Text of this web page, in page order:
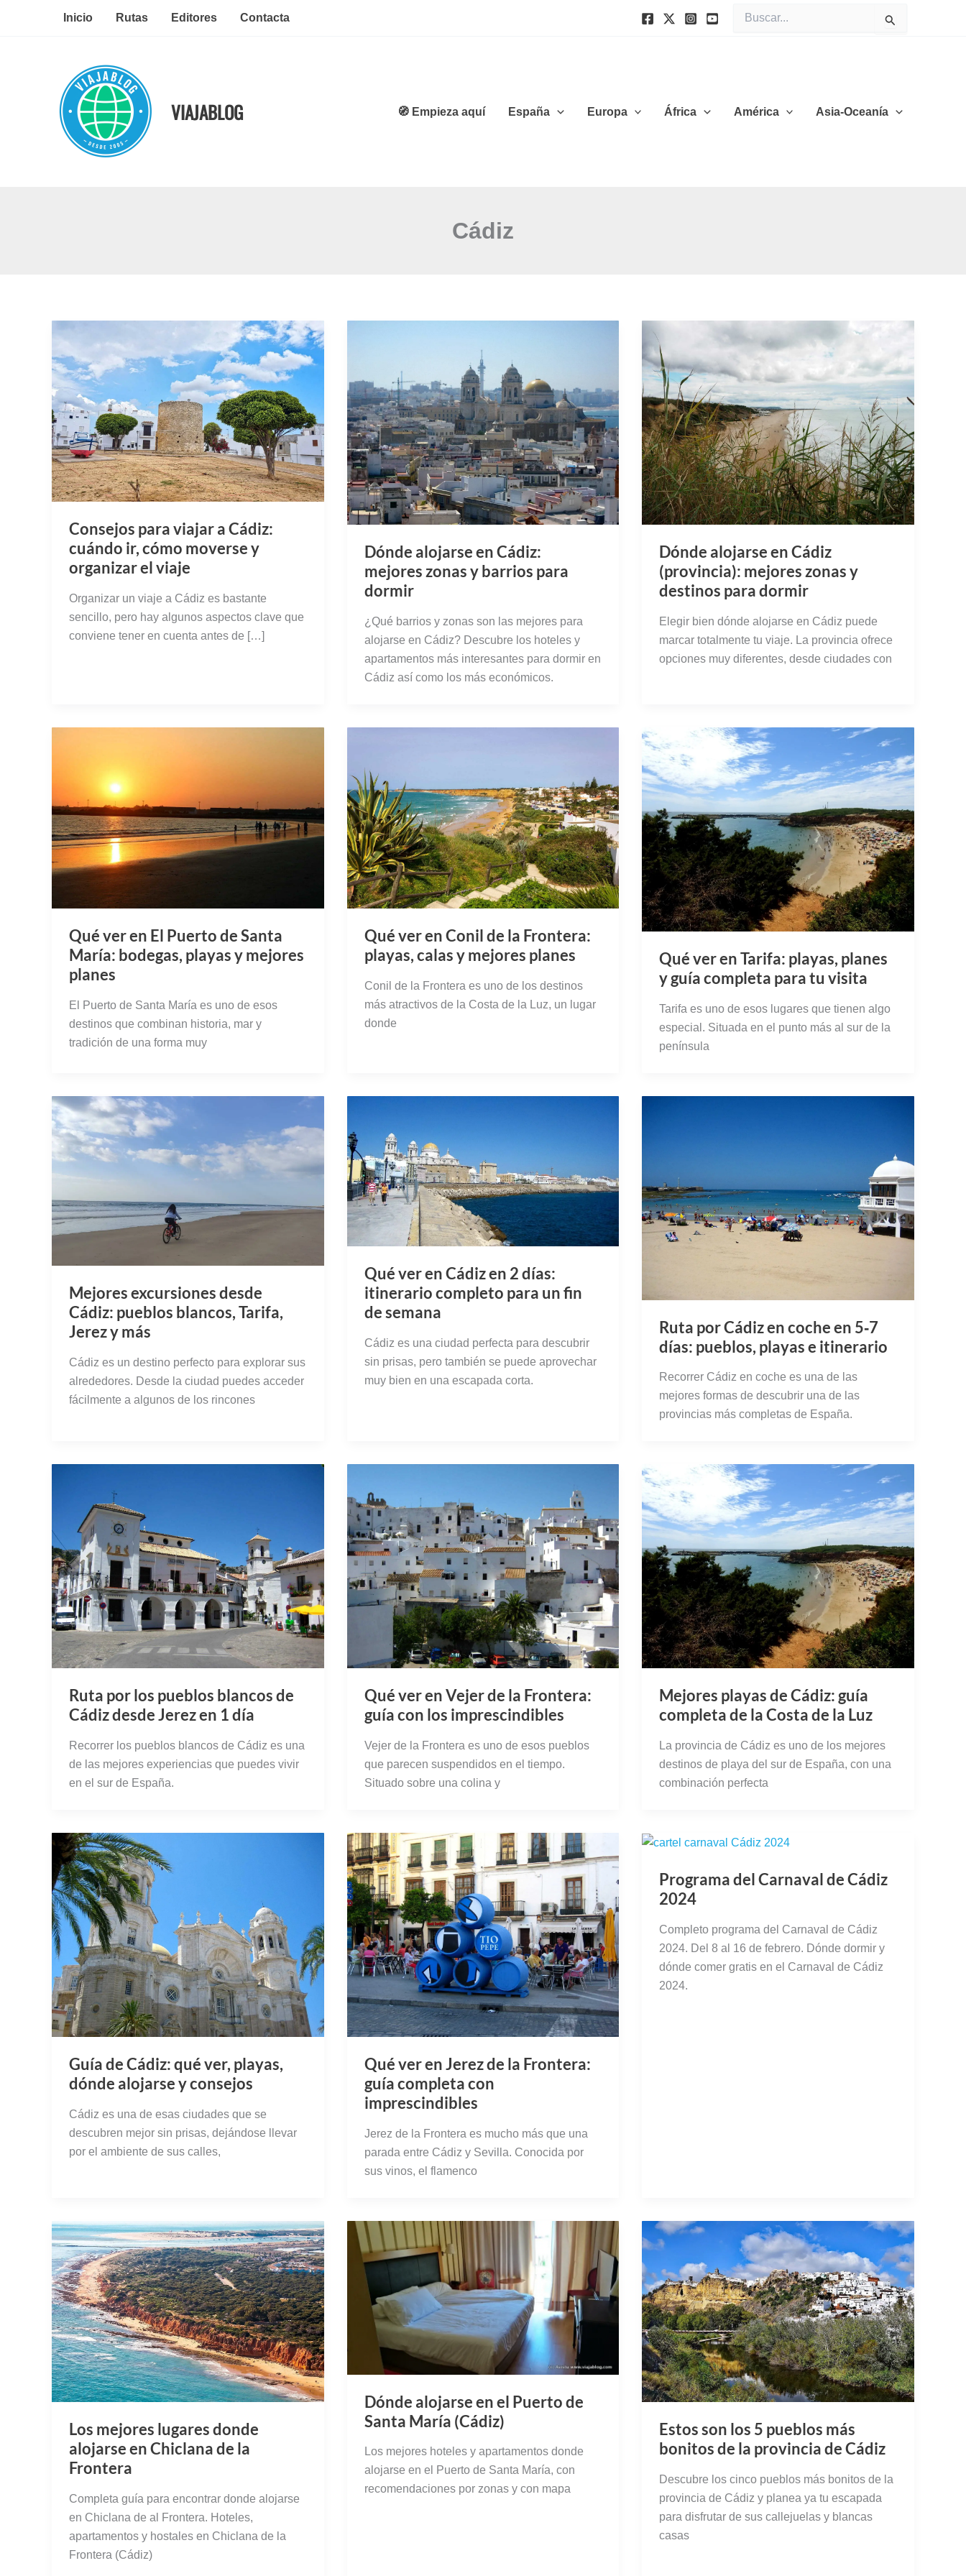
Inicio Rutas Editores Contacta
por:
VIAJABLOG 🧭 Empieza aquí España Europa África América Asia-Oceanía
Cádiz
Consejos para viajar a Cádiz:
cuándo ir, cómo moverse y
organizar el viaje
Organizar un viaje a Cádiz es bastante
sencillo, pero hay algunos aspectos clave que
conviene tener en cuenta antes de […]
Dónde alojarse en Cádiz:
mejores zonas y barrios para
dormir
¿Qué barrios y zonas son las mejores para
alojarse en Cádiz? Descubre los hoteles y
apartamentos más interesantes para dormir en
Cádiz así como los más económicos.
Dónde alojarse en Cádiz
(provincia): mejores zonas y
destinos para dormir
Elegir bien dónde alojarse en Cádiz puede
marcar totalmente tu viaje. La provincia ofrece
opciones muy diferentes, desde ciudades con
Qué ver en El Puerto de Santa
María: bodegas, playas y mejores
planes
El Puerto de Santa María es uno de esos
destinos que combinan historia, mar y
tradición de una forma muy
Qué ver en Conil de la Frontera:
playas, calas y mejores planes
Conil de la Frontera es uno de los destinos
más atractivos de la Costa de la Luz, un lugar
donde
Qué ver en Tarifa: playas, planes
y guía completa para tu visita
Tarifa es uno de esos lugares que tienen algo
especial. Situada en el punto más al sur de la
península
Mejores excursiones desde
Cádiz: pueblos blancos, Tarifa,
Jerez y más
Cádiz es un destino perfecto para explorar sus
alrededores. Desde la ciudad puedes acceder
fácilmente a algunos de los rincones
Qué ver en Cádiz en 2 días:
itinerario completo para un fin
de semana
Cádiz es una ciudad perfecta para descubrir
sin prisas, pero también se puede aprovechar
muy bien en una escapada corta.
Ruta por Cádiz en coche en 5‑7
días: pueblos, playas e itinerario
Recorrer Cádiz en coche es una de las
mejores formas de descubrir una de las
provincias más completas de España.
Ruta por los pueblos blancos de
Cádiz desde Jerez en 1 día
Recorrer los pueblos blancos de Cádiz es una
de las mejores experiencias que puedes vivir
en el sur de España.
Qué ver en Vejer de la Frontera:
guía con los imprescindibles
Vejer de la Frontera es uno de esos pueblos
que parecen suspendidos en el tiempo.
Situado sobre una colina y
Mejores playas de Cádiz: guía
completa de la Costa de la Luz
La provincia de Cádiz es uno de los mejores
destinos de playa del sur de España, con una
combinación perfecta
Guía de Cádiz: qué ver, playas,
dónde alojarse y consejos
Cádiz es una de esas ciudades que se
descubren mejor sin prisas, dejándose llevar
por el ambiente de sus calles,
Qué ver en Jerez de la Frontera:
guía completa con
imprescindibles
Jerez de la Frontera es mucho más que una
parada entre Cádiz y Sevilla. Conocida por
sus vinos, el flamenco
Programa del Carnaval de Cádiz
2024
Completo programa del Carnaval de Cádiz
2024. Del 8 al 16 de febrero. Dónde dormir y
dónde comer gratis en el Carnaval de Cádiz
2024.
Los mejores lugares donde
alojarse en Chiclana de la
Frontera
Completa guía para encontrar donde alojarse
en Chiclana de al Frontera. Hoteles,
apartamentos y hostales en Chiclana de la
Frontera (Cádiz)
Dónde alojarse en el Puerto de
Santa María (Cádiz)
Los mejores hoteles y apartamentos donde
alojarse en el Puerto de Santa María, con
recomendaciones por zonas y con mapa
Estos son los 5 pueblos más
bonitos de la provincia de Cádiz
Descubre los cinco pueblos más bonitos de la
provincia de Cádiz y planea ya tu escapada
para disfrutar de sus callejuelas y blancas
casas